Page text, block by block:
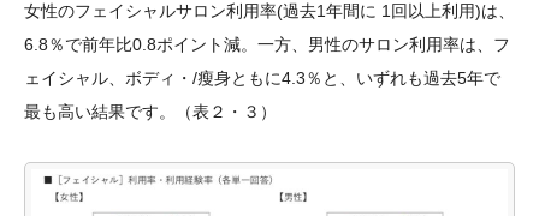
女性のフェイシャルサロン利用率(過去1年間に 1回以上利用)は、
6.8％で前年比0.8ポイント減。一方、男性のサロン利用率は、フ
ェイシャル、ボディ・/瘦身ともに4.3％と、いずれも過去5年で
最も高い結果です。（表２・３）